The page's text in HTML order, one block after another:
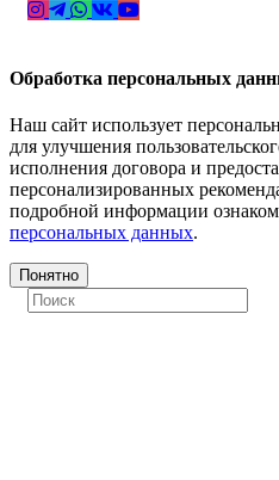
Обработка персональных
Наш сайт использует
для улучшения
исполнения договора и
персонализированных
подробной информации
персональных данных.
Понятно